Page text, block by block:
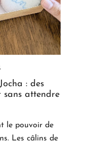
: des
sans attendre
le pouvoir de
Les câlins de